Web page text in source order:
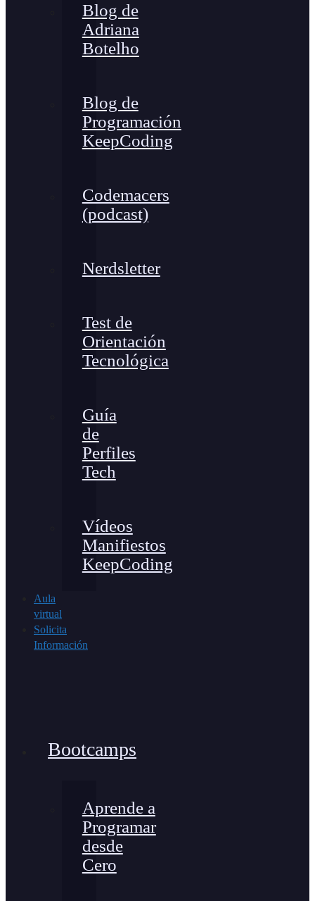
Blog de
Adriana
Botelho
Blog de
Programación
KeepCoding
Codemacers
(podcast)
Nerdsletter
Test de
Orientación
Tecnológica
Guía
de
Perfiles
Tech
Vídeos
Manifiestos
KeepCoding
Aula
virtual
Solicita
Información
Bootcamps
Aprende a
Programar
desde
Cero